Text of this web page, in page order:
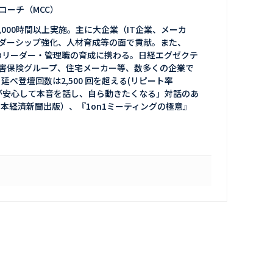
チ（MCC）
時間以上実施。主に大企業（IT企業、メーカ
シップ強化、人材育成等の面で貢献。また、
ーダー・管理職の育成に携わる。日経エグゼクテ
険グループ、住宅メーカー等、数多くの企業で
べ登壇回数は2,500 回を超える(リピート率
心して本音を話し、自ら動きたくなる」対話のあ
経済新聞出版）、『1on1ミーティングの極意』